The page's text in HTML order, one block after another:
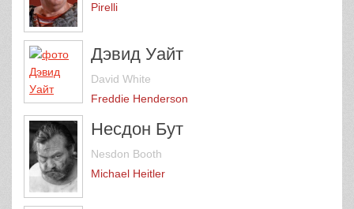
Pirelli
Дэвид Уайт
David White
Freddie Henderson
Несдон Бут
Nesdon Booth
Michael Heitler